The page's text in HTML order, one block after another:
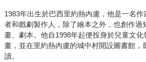
1983年出生於巴西里約熱內盧，他是一名
者和戲劇製作人，除了繪本之外，也創作過
畫、劇本。他自1998年起便投身於兒童文
畫，並在里約熱內盧的城中村開設圖書館，
讀。